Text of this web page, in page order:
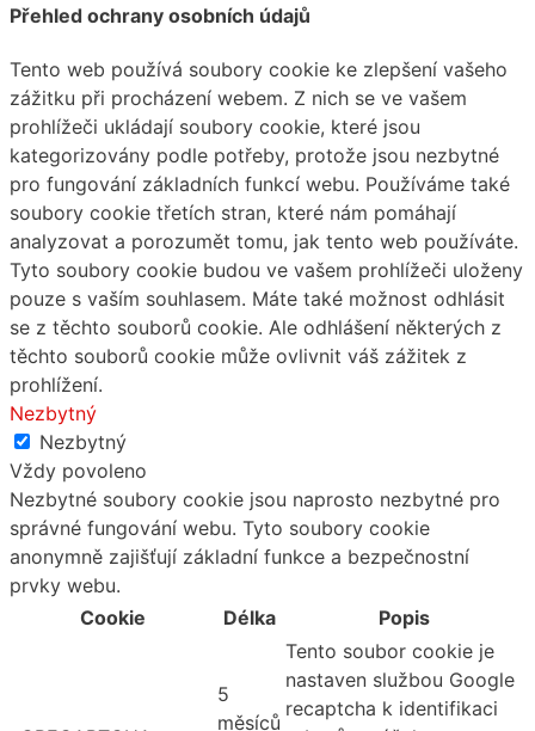
Přehled ochrany osobních údajů
Tento web používá soubory cookie ke zlepšení vašeho
zážitku při procházení webem. Z nich se ve vašem
prohlížeči ukládají soubory cookie, které jsou
kategorizovány podle potřeby, protože jsou nezbytné
pro fungování základních funkcí webu. Používáme také
soubory cookie třetích stran, které nám pomáhají
analyzovat a porozumět tomu, jak tento web používáte.
Tyto soubory cookie budou ve vašem prohlížeči uloženy
pouze s vaším souhlasem. Máte také možnost odhlásit
se z těchto souborů cookie. Ale odhlášení některých z
těchto souborů cookie může ovlivnit váš zážitek z
prohlížení.
Nezbytný
Nezbytný
Vždy povoleno
Nezbytné soubory cookie jsou naprosto nezbytné pro
správné fungování webu. Tyto soubory cookie
anonymně zajišťují základní funkce a bezpečnostní
prvky webu.
Cookie
Délka Popis
5
měsíců
Tento soubor cookie je
nastaven službou Google
recaptcha k identifikaci